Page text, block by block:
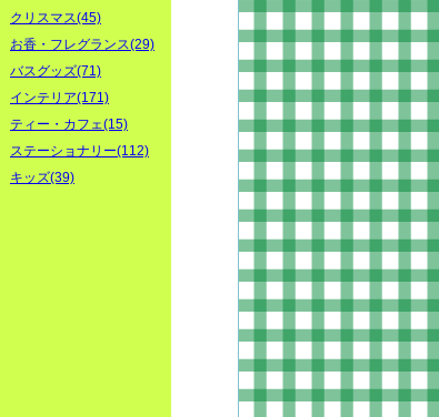
クリスマス(45)
お香・フレグランス(29)
バスグッズ(71)
インテリア(171)
ティー・カフェ(15)
ステーショナリー(112)
キッズ(39)